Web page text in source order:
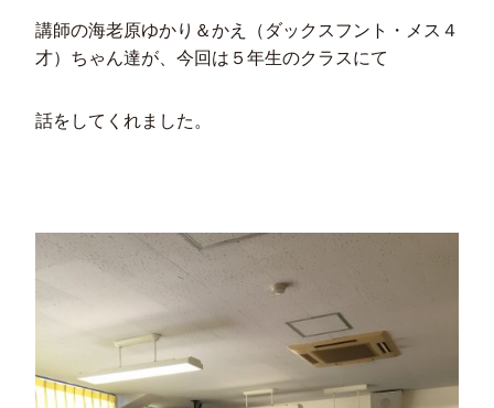
講師の海老原ゆかり＆かえ（ダックスフント・メス４
才）ちゃん達が、今回は５年生のクラスにて
話をしてくれました。